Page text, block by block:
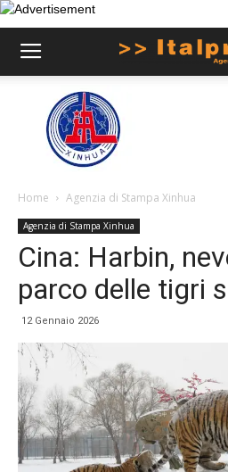
Home Agenzia di Stampa Xinhua
Agenzia di Stampa Xinhua
Cina: Harbin,
parco delle tigri
12 Gennaio 2026